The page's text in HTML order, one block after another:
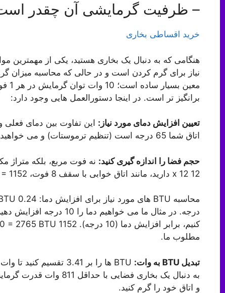
– ظرفیت گرمایشی آن چقدر
خرید اقساطی بخاری
هنگامی که به دنبال یک بخاری هستید، یکی از مهمترین
نیاز برای گرم کردن است و در حالی که محاسبه میزان
برانگیز تر است. در اینجا دستورالعمل هایی وجود دارد:
تعیین افزایش دمای مورد نیاز: این تفاوت بین دمای
اتاق شما 65 درجه است (تنظیم ترموستات) و می خواهید 75 درجه باشد، افزایش دما 10 درجه است.
حجم فضا را اندازه گیری کنید:
12 x 12 دارید، مانند اتاق خوابی با سقف 8 فوت، 12x12x8 = 1152 ضرب کنید.
مطلوب ما.
تبدیل BTU به وات:
به دنبال یک بخاری فضایی
و اتاق خود را گرم کنید.